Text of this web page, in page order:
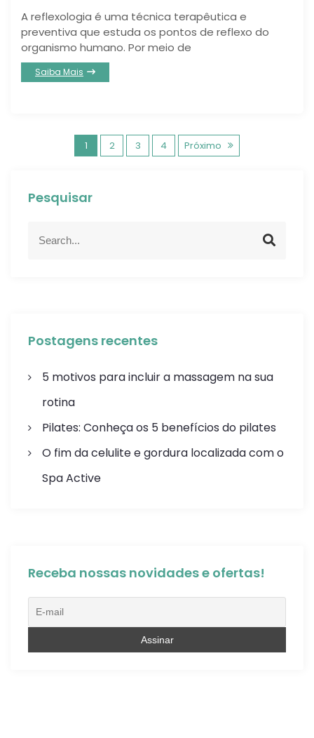
A reflexologia é uma técnica terapêutica e
preventiva que estuda os pontos de reflexo do
organismo humano. Por meio de
Saiba Mais
1 2 3 4 Próximo
Pesquisar
Postagens recentes
5 motivos para incluir a massagem na sua
rotina
Pilates: Conheça os 5 benefícios do pilates
O fim da celulite e gordura localizada com o
Spa Active
Receba nossas novidades e ofertas!